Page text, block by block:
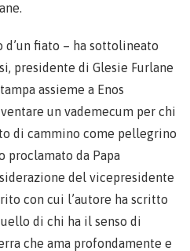
fiato – ha sottolineato
presidente di Glesie Furlane
assieme a Enos
un vademecum per chi
di cammino come pellegrino
proclamato da Papa
del vicepresidente
con cui l’autore ha scritto
di chi ha il senso di
che ama profondamente e